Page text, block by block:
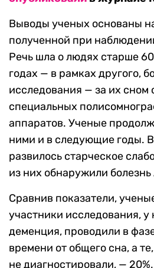
Выводы ученых основаны
полученной при
Речь шла о людях старше
годах — в рамках другого,
исследования — за их
специальных
аппаратов. Ученые
ними и в следующие годы. В
развилось старческое
из них обнаружили
Сравнив показатели,
участники исследования, у
деменция, проводили в
времени от общего сна, а
не диагностировали, — 20%.